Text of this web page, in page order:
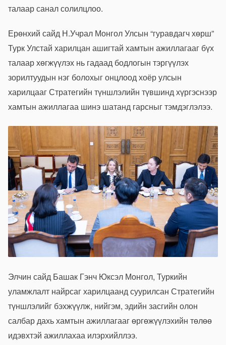
талаар санал солилцлоо.
Ерөнхий сайд Н.Учрал Монгол Улсын “гуравдагч хөрш”
Турк Улстай харилцан ашигтай хамтын ажиллагааг бүх
талаар хөгжүүлэх нь гадаад бодлогын тэргүүлэх
зорилтуудын нэг болохыг онцлоод хоёр улсын
харилцааг Стратегийн түншлэлийн түвшинд хүргэснээр
хамтын ажиллагаа шинэ шатанд гарсныг тэмдэглэлээ.
Элчин сайд Башак Гэнч Юксэл Монгол, Туркийн
уламжлалт найрсаг харилцаанд суурилсан Стратегийн
түншлэлийг бэхжүүлж, нийгэм, эдийн засгийн олон
салбар дахь хамтын ажиллагааг өргөжүүлэхийн төлөө
идэвхтэй ажиллахаа илэрхийллээ.